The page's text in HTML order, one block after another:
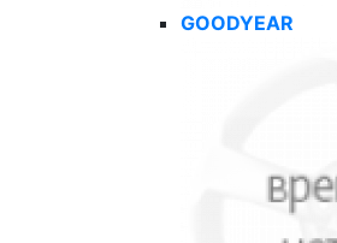
GOODYEAR